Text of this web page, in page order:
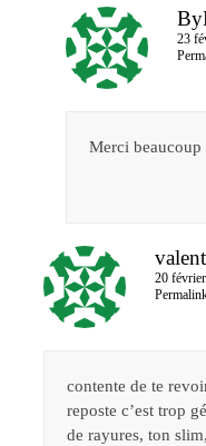
23
Merci beaucoup
20
contente de te
reposte c’est trop
de rayures, ton